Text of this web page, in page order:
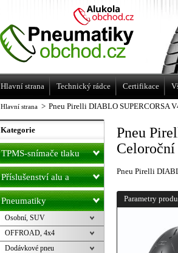
Hlavní strana > Pneu Pirelli DIABLO SUPERCORSA
Pneu
Celoroční
Pneu Pirelli
Parametry
Kategorie
TPMS-snímače tlaku
Příslušenství alu a
pneu
Pneumatiky
Osobní, SUV
OFFROAD, 4x4
Dodávkové pneu
Levné pneumatiky letní, zimní, Alu kola
a litá kola Racing Line
Hlavní strana Technický rádce Certifikace